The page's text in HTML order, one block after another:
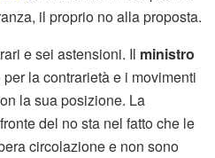
il proprio no alla proposta.
e sei astensioni. Il ministro
la contrarietà e i movimenti
la sua posizione. La
del no sta nel fatto che le
circolazione e non sono